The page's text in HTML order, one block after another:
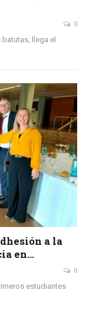
0
llega el
a la
en…
0
estudiantes